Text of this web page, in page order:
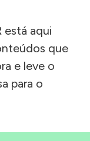
está aqui
que
e leve o
para o